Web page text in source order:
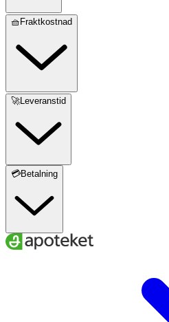
🧺Fraktkostnad
🚀Leveranstid
💳Betalning